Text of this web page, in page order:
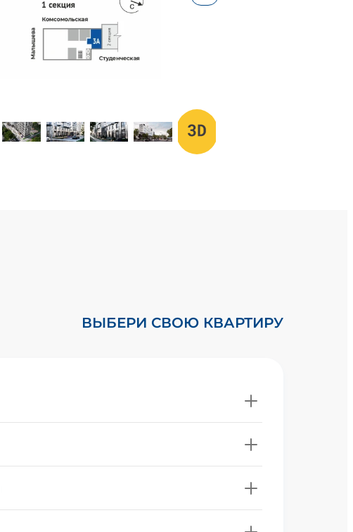
ВЫБЕРИ СВОЮ КВАРТИРУ